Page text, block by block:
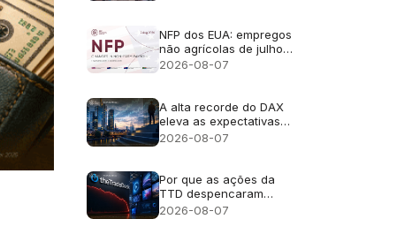
da IA
NFP dos EUA: empregos
não agrícolas de julho
de 2026 - Anterior: 57
2026-08-07
A alta recorde do DAX
eleva as expectativas
de lucros para as ações
2026-08-07
Por que as ações da
TTD despencaram
quase 30% após a
2026-08-07